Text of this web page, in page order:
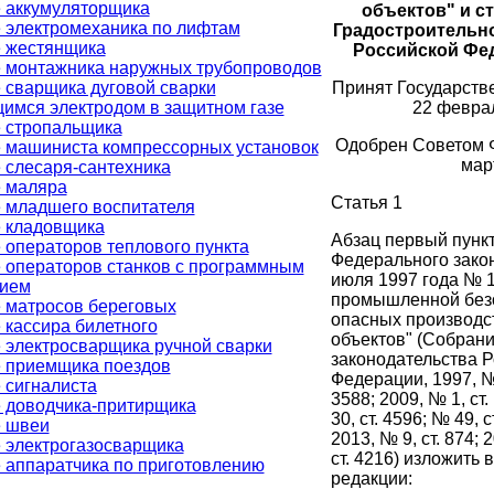
по лифтам
жестянщика
наружных трубопроводов
дуговой сварки
электродом в защитном газе
компрессорных установок
сантехника
маляра
воспитателя
теплового пункта
станков с программным
береговых
билетного
ручной сварки
приемщика поездов
притирщика
швеи
по приготовлению
объектов" и
Российской
Принят
22
Одобрен Советом
Статья 1
Абзац первый
Федерального
июля 1997 года №
промышленной
опасных
объектов"
законодательства
Федерации, 1997,
3588; 2009, № 1,
30, ст. 4596; № 49,
2013, № 9, ст. 874;
ст. 4216) изложить
редакции: